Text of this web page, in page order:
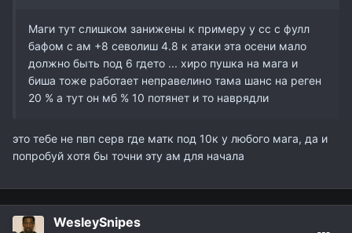
Маги тут слишком занижены к примеру у сс с фулл
бафом с ам +8 севолиш 4.8 к атаки эта осени мало
должно быть под 6 гдето ... хиро пушка на мага и
биша тоже работает неправелино тама шанс на реген
20 % а тут он мб % 10 потянет и то наврядли
это тебе не пвп серв где матк под 10к у любого мага, да и
попробуй хотя бы точни эту ам для начала
WesleySnipes